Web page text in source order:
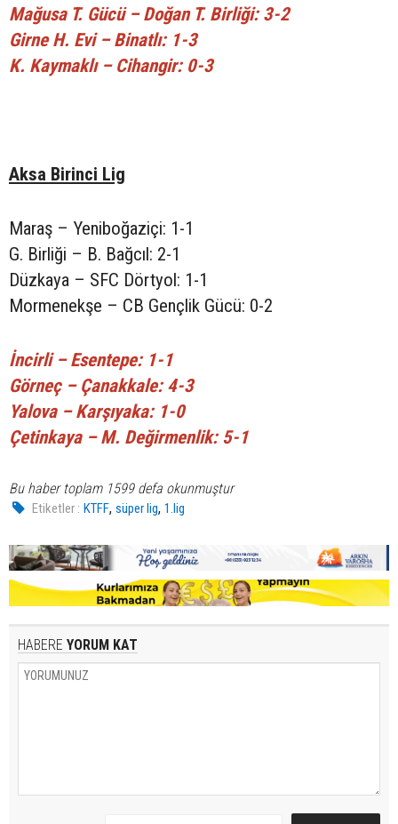
Mağusa T. Gücü – Doğan T. Birliği: 3-2
Girne H. Evi – Binatlı: 1-3
K. Kaymaklı – Cihangir: 0-3
Aksa Birinci Lig
Maraş – Yeniboğaziçi: 1-1
G. Birliği – B. Bağcıl: 2-1
Düzkaya – SFC Dörtyol: 1-1
Mormenekşe – CB Gençlik Gücü: 0-2
İncirli – Esentepe: 1-1
Görneç – Çanakkale: 4-3
Yalova – Karşıyaka: 1-0
Çetinkaya – M. Değirmenlik: 5-1
Bu haber toplam 1599 defa okunmuştur
Etiketler : KTFF,süper lig,1.lig
HABERE YORUM KAT